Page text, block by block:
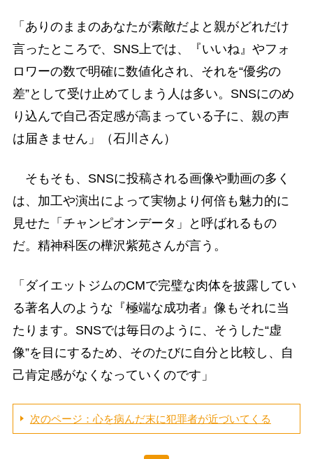
「ありのままのあなたが素敵だよと親がどれだけ
言ったところで、SNS上では、『いいね』やフォ
ロワーの数で明確に数値化され、それを“優劣の
差”として受け止めてしまう人は多い。SNSにのめ
り込んで自己否定感が高まっている子に、親の声
は届きません」（石川さん）
そもそも、SNSに投稿される画像や動画の多く
は、加工や演出によって実物より何倍も魅力的に
見せた「チャンピオンデータ」と呼ばれるもの
だ。精神科医の樺沢紫苑さんが言う。
「ダイエットジムのCMで完璧な肉体を披露してい
る著名人のような『極端な成功者』像もそれに当
たります。SNSでは毎日のように、そうした“虚
像”を目にするため、そのたびに自分と比較し、自
己肯定感がなくなっていくのです」
次のページ：心を病んだ末に犯罪者が近づいてくる